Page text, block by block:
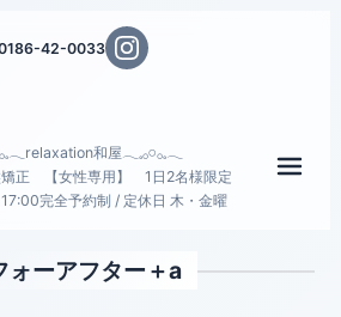
42-0033
和屋𓂃𓈒𓂂𓏸𓂂𓈒𓂃
矯正 【女性専用】 1日2名様限定
完全予約制 / 定休日 木・金曜
ォーアフター＋a